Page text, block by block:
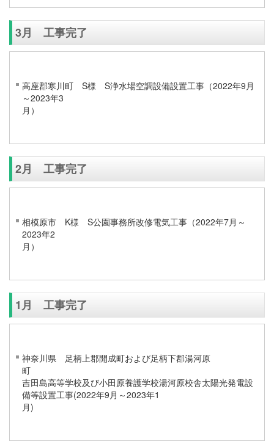
3月 工事完了
高座郡寒川町 S様 S浄水場空調設備設置工事（2022年9月
～2023年3
2月 工事完了
相模原市 K様 S公園事務所改修電気工事（2022年7月～
2023年2
1月 工事完了
神奈川県 足柄上郡開成町および足柄下郡湯河原
吉田島高等学校及び小田原養護学校湯河原校舎太陽光発電設
備等設置工事(2022年9月～2023年1